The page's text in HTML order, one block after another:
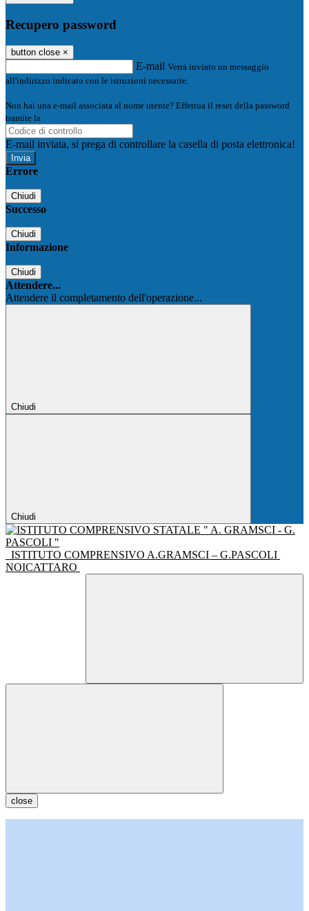
Recupero password
button close ×
E-mail Verrà inviato un messaggio
all'indirizzo indicato con le istruzioni necessarie.
Non hai una e-mail associata al nome utente? Effettua il reset della password
tramite la
E-mail inviata, si prega di controllare la casella di posta elettronica!
Errore
Chiudi
Successo
Chiudi
Informazione
Chiudi
Attendere...
Attendere il completamento dell'operazione...
Chiudi
Chiudi
ISTITUTO COMPRENSIVO A.GRAMSCI – G.PASCOLI
NOICATTARO
close